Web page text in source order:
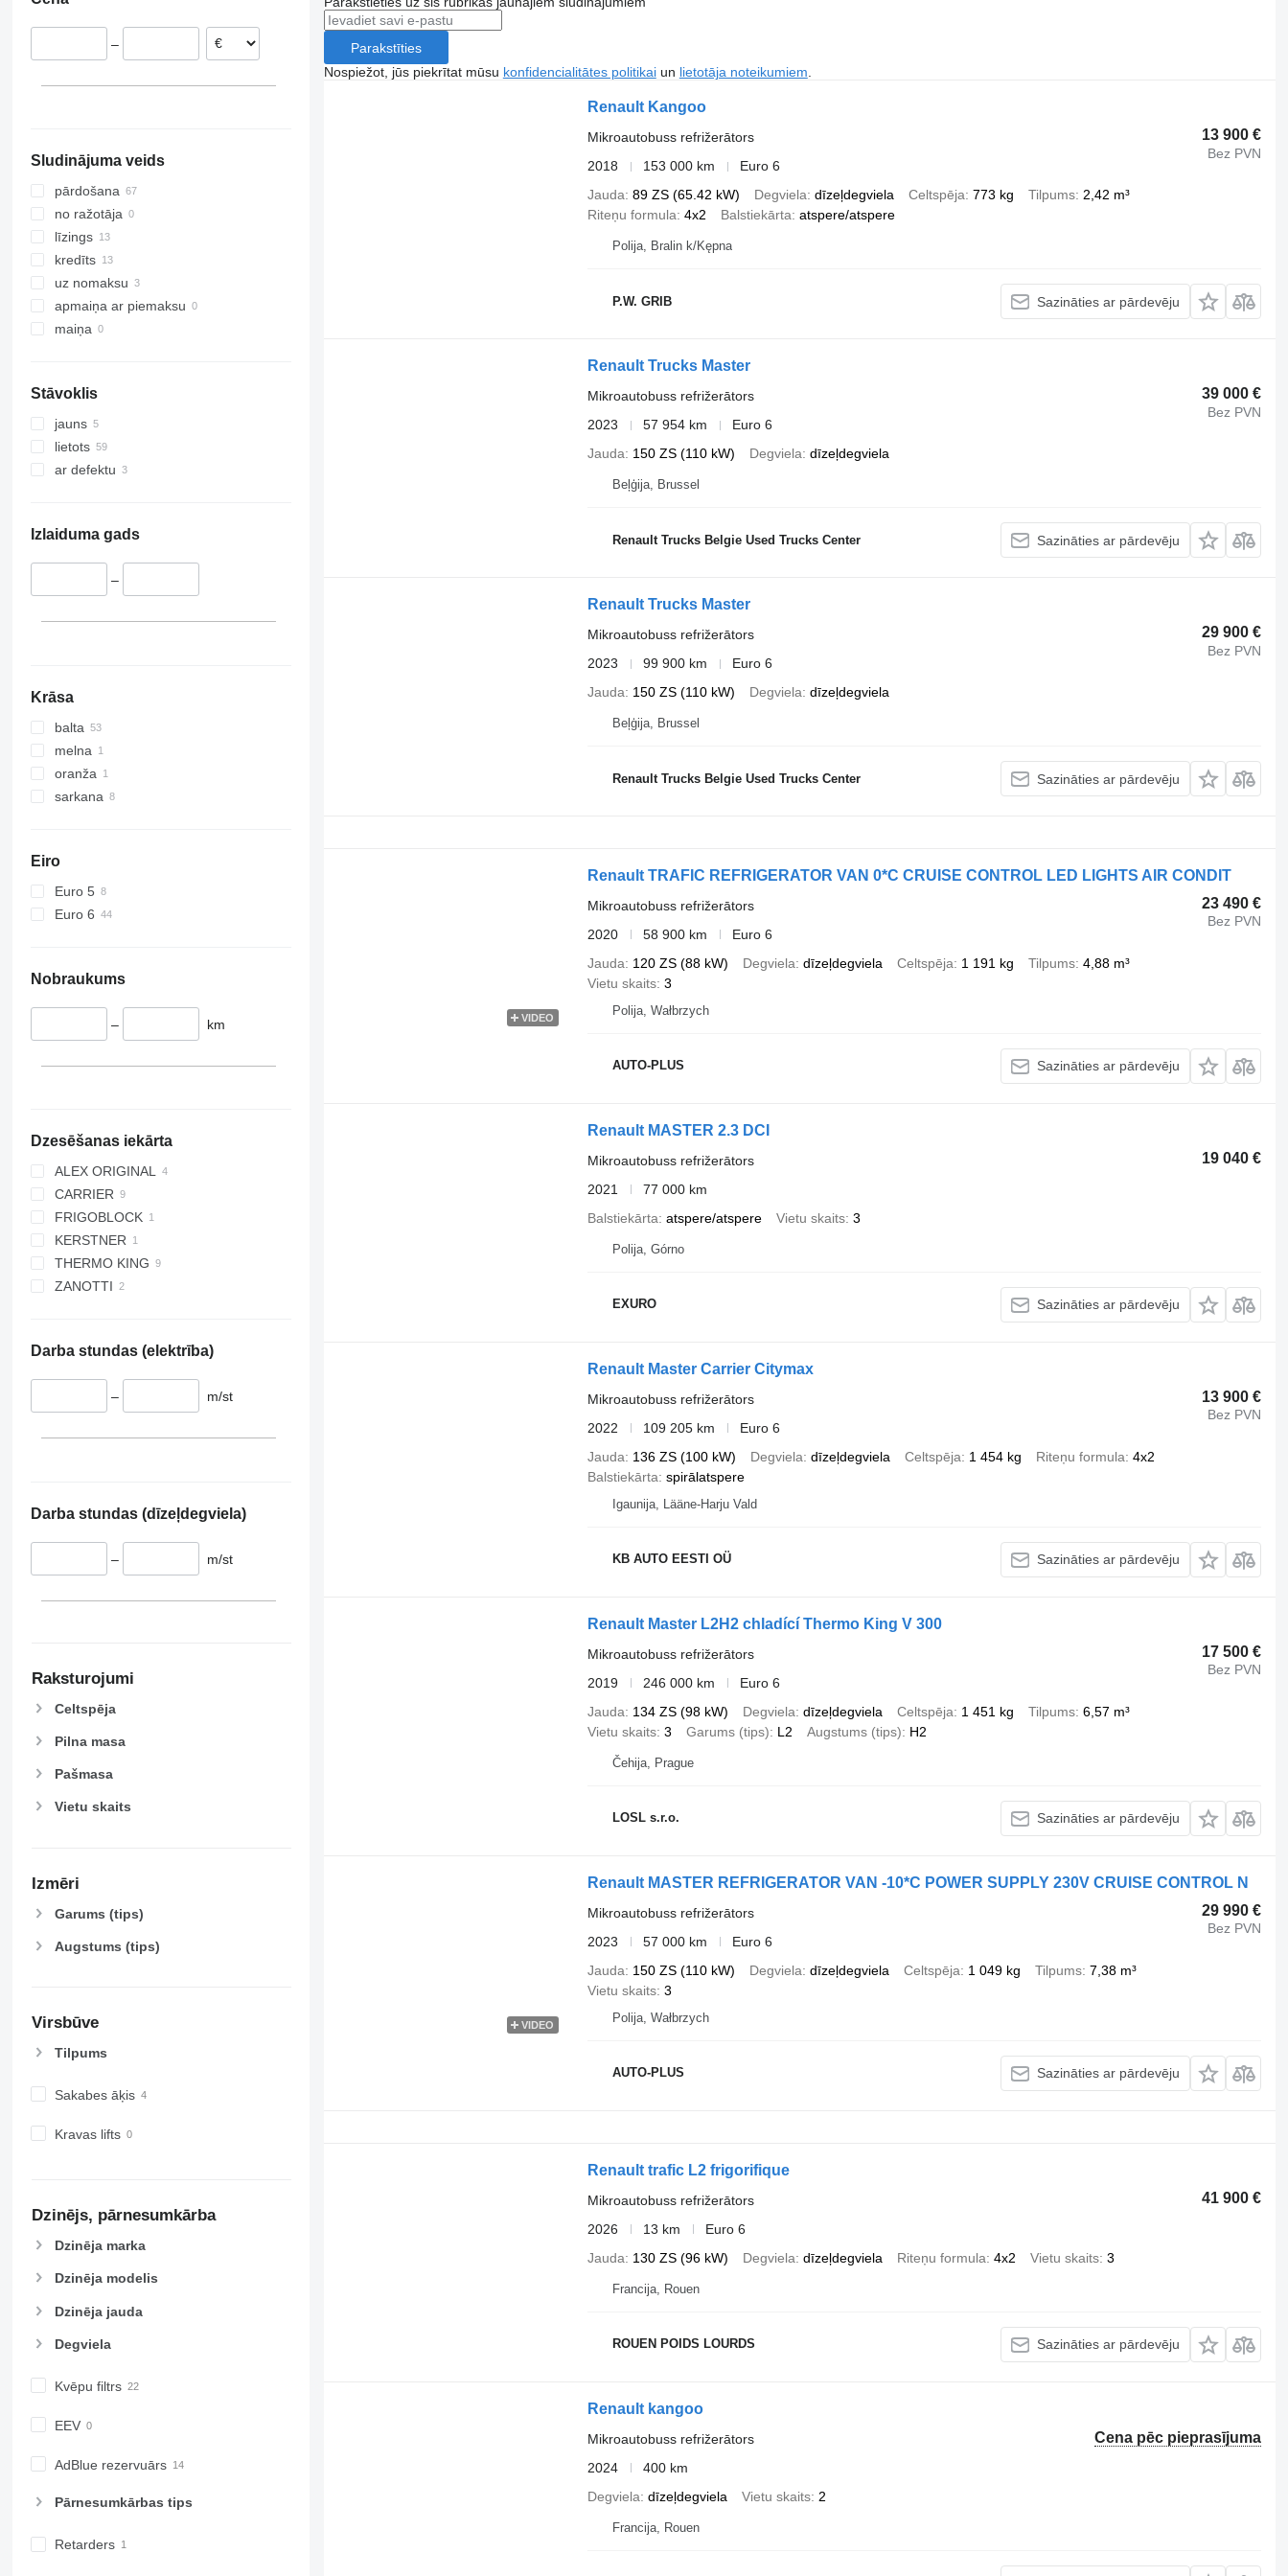
Ungārija
Francija
–
Sludinājuma veids
pārdošana
no ražotāja
līzings
kredīts
uz nomaksu
apmaiņa ar piemaksu
maiņa
Stāvoklis
jauns
lietots
ar defektu
Izlaiduma gads
–
Krāsa
balta
melna
oranža
sarkana
Eiro
Euro 5
Euro 6
Nobraukums
– km
Dzesēšanas iekārta
ALEX ORIGINAL
CARRIER
CITIMAX 400
XARIOS 200
XARIOS 350 MT
FRIGOBLOCK
KERSTNER
THERMO KING
V 200
ZANOTTI
Darba stundas (elektrība)
– m/st
Darba stundas (dīzeļdegviela)
– m/st
Raksturojumi
Celtspēja
Pilna masa
Pašmasa
Vietu skaits
Izmēri
Garums (tips)
Augstums (tips)
Virsbūve
Tilpums
Sakabes āķis
Kravas lifts
Dzinējs, pārnesumkārba
Dzinēja marka
Dzinēja modelis
Dzinēja jauda
Degviela
Kvēpu filtrs
EEV
AdBlue rezervuārs
Pārnesumkārbas tips
Retarders
Parakstīties
Nospiežot, jūs piekrītat mūsu konfidencialitātes politikaiun lietotāja noteikumiem
Renault Kangoo
13 900 €
Bez PVN
Mikroautobuss refrižerātors
2018
153 000 km
Euro 6
Jauda 89 ZS (65.42 kW) Degviela dīzeļdegviela Celtspēja 773 kg Tilpums 2,42 m³
Riteņu formula 4x2 Balstiekārta atspere/atspere
Polija, Bralin k/Kępna
P.W. GRIB Sazināties ar pārdevēju
Renault Trucks Master
39 000 €
Bez PVN
Mikroautobuss refrižerātors
2023
57 954 km
Euro 6
Jauda
150 ZS (110 kW) Degviela dīzeļdegviela
Beļģija, Brussel
Renault Trucks Belgie Used Trucks Center Sazināties ar pārdevēju
Renault Trucks Master
29 900 €
Bez PVN
Mikroautobuss refrižerātors
2023
99 900 km
Euro 6
Jauda
150 ZS (110 kW) Degviela dīzeļdegviela
Beļģija, Brussel
Renault Trucks Belgie Used Trucks Center Sazināties ar pārdevēju
VIDEO
Renault TRAFIC REFRIGERATOR VAN 0*C CRUISE CONTROL LED LIGHTS AIR CONDIT
23 490 €
Bez PVN
Mikroautobuss refrižerātors
2020
58 900 km
Euro 6
Jauda
120 ZS (88 kW) Degviela dīzeļdegviela Celtspēja 1 191 kg Tilpums 4,88 m³
Vietu skaits 3
Polija, Wałbrzych
AUTO-PLUS Sazināties ar pārdevēju
Renault MASTER 2.3 DCI
19 040 €
Mikroautobuss refrižerātors
2021
77 000 km
Balstiekārta atspere/atspere Vietu skaits 3
Polija, Górno
EXURO Sazināties ar pārdevēju
Renault Master Carrier Citymax
13 900 €
Bez PVN
Mikroautobuss refrižerātors
2022
109 205 km
Euro 6
Jauda
136 ZS (100 kW) Degviela dīzeļdegviela Celtspēja 1 454 kg Riteņu formula 4x2
Balstiekārta spirālatspere
Igaunija, Lääne-Harju Vald
KB AUTO EESTI OÜ Sazināties ar pārdevēju
Renault Master L2H2 chladící Thermo King V 300
17 500 €
Bez PVN
Mikroautobuss refrižerātors
2019
246 000 km
Euro 6
Jauda
134 ZS (98 kW) Degviela dīzeļdegviela Celtspēja 1 451 kg Tilpums 6,57 m³
Vietu skaits 3 Garums (tips) L2 Augstums (tips) H2
Čehija, Prague
LOSL s.r.o. Sazināties ar pārdevēju
VIDEO
Renault MASTER REFRIGERATOR VAN -10*C POWER SUPPLY 230V CRUISE CONTROL N
29 990 €
Bez PVN
Mikroautobuss refrižerātors
2023
57 000 km
Euro 6
Jauda
150 ZS (110 kW) Degviela dīzeļdegviela Celtspēja 1 049 kg Tilpums 7,38 m³
Vietu skaits 3
Polija, Wałbrzych
AUTO-PLUS Sazināties ar pārdevēju
Renault trafic L2 frigorifique
41 900 €
Mikroautobuss refrižerātors
2026
13 km
Euro 6
Jauda
130 ZS (96 kW) Degviela dīzeļdegviela Riteņu formula 4x2 Vietu skaits 3
Francija, Rouen
ROUEN POIDS LOURDS Sazināties ar pārdevēju
Renault kangoo
Cena pēc pieprasījuma
Mikroautobuss refrižerātors
2024
400 km
Degviela dīzeļdegviela Vietu skaits 2
Francija, Rouen